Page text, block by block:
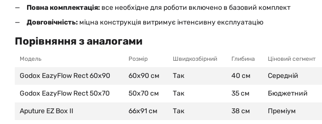
Повна комплектація: все необхідне для роботи включено в базовий комплект
Довговічність: міцна конструкція витримує інтенсивну експлуатацію
Порівняння з аналогами
Модель Розмір Швидкозбірний Глибина Ціновий сегмент
Godox EazyFlow Rect 60x90 60x90 см Так 40 см Середній
Godox EazyFlow Rect 50x70 50x70 см Так 35 см Бюджетний
Aputure EZ Box II 66x91 см Так 38 см Преміум